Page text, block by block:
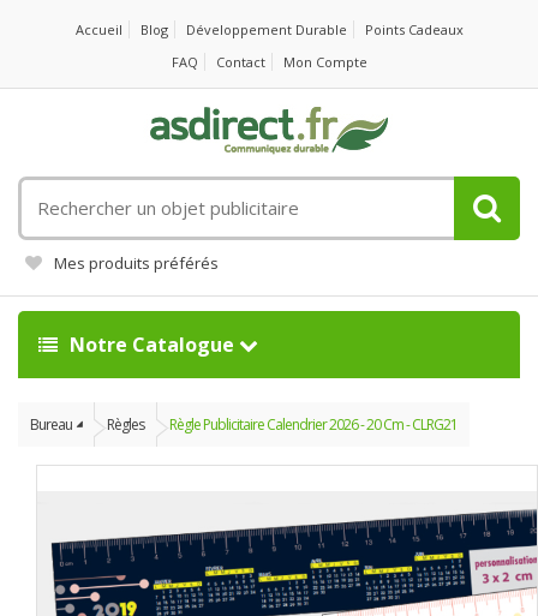
Accueil Blog Développement Durable
Points Cadeaux
FAQ
Contact Mon Compte
un
objet
publicitaire
Mes produits préférés
Notre Catalogue
Bureau Règles Règle Publicitaire Calendrier 2026 - 20 Cm - CLRG21